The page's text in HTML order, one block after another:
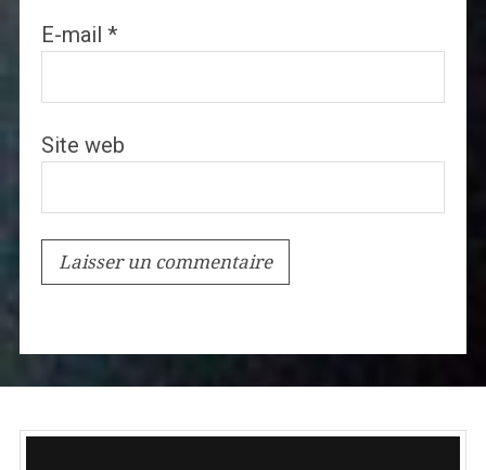
E-mail *
Site web